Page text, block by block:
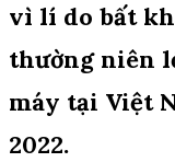
vì lí do bất
thường niên
máy tại Việt
2022.